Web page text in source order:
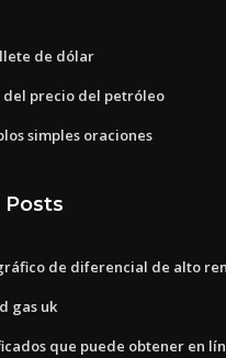
de dólar
del precio del petróleo
simples oraciones
Posts
de diferencial de alto
gas uk
que puede obtener en